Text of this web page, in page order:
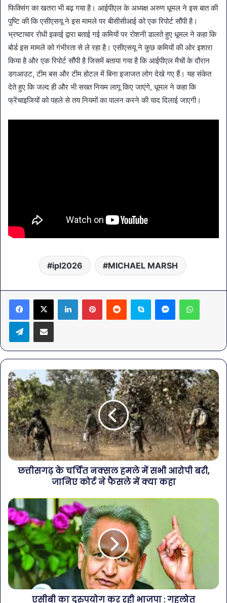
फिक्सिंग का खतरा भी बढ़ गया है। आईपीएल के अध्यक्ष अरुण धूमल ने इस बात की
पुष्टि की कि एसीएसयू ने इस मामले पर बीसीसीआई को एक रिपोर्ट सौंपी है।
भ्रष्टाचार रोधी इकाई द्वारा बताई गई कमियों पर रोशनी डालते हुए धूमल ने कहा कि
बोर्ड इस मामले को गंभीरता से ले रहा है। एसीएसयू ने कुछ कमियों की ओर इशारा
किया है और एक रिपोर्ट सौंपी है जिसमें बताया गया है कि आईपीएल मैचों के दौरान
डगआउट, टीम बस और टीम होटल में बिना इजाजत लोग देखे गए हैं। यह संकेत
देते हुए कि जल्द ही और भी सख्त नियम लागू किए जाएंगे, धूमल ने कहा कि
फ्रेंचाइजियों को पहले से तय नियमों का पालन करने की याद दिलाई जाएगी।
ipl2026 MICHAEL MARSH
LinkedInPinterestReddit Skype Messenger
TelegramShare via Email
छत्तीसगढ़ के चर्चित नक्सल हमले में सभी आरोपी बरी,
जानिए कोर्ट ने फैसले में क्या कहा
एसीबी का दुरुपयोग कर रही भाजपा : गहलोत